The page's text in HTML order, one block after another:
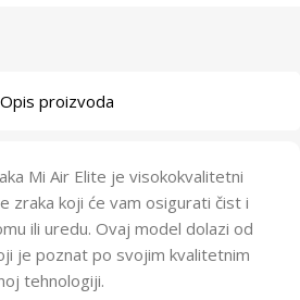
Opis proizvoda
Mi Air Elite je visokokvalitetni
zraka koji će vam osigurati čist i
ili uredu. Ovaj model dolazi od
je poznat po svojim kvalitetnim
tehnologiji.